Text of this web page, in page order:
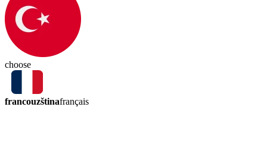
choose
francouzštinafrançais